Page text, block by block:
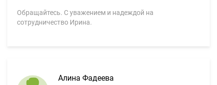
Обращайтесь. С уважением и надеждой на
сотрудничество Ирина.
Алина Фадеева